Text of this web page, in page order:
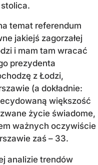
temat referendum
jakiejś zagorzałej
i mam tam wracać
prezydenta
z Łodzi,
(a dokładnie:
większość
życie świadome,
ważnych oczywiście
zaś – 33.
analizie trendów